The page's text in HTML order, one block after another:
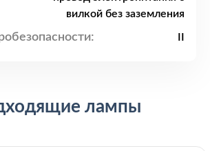
вилкой без заземления
лампы